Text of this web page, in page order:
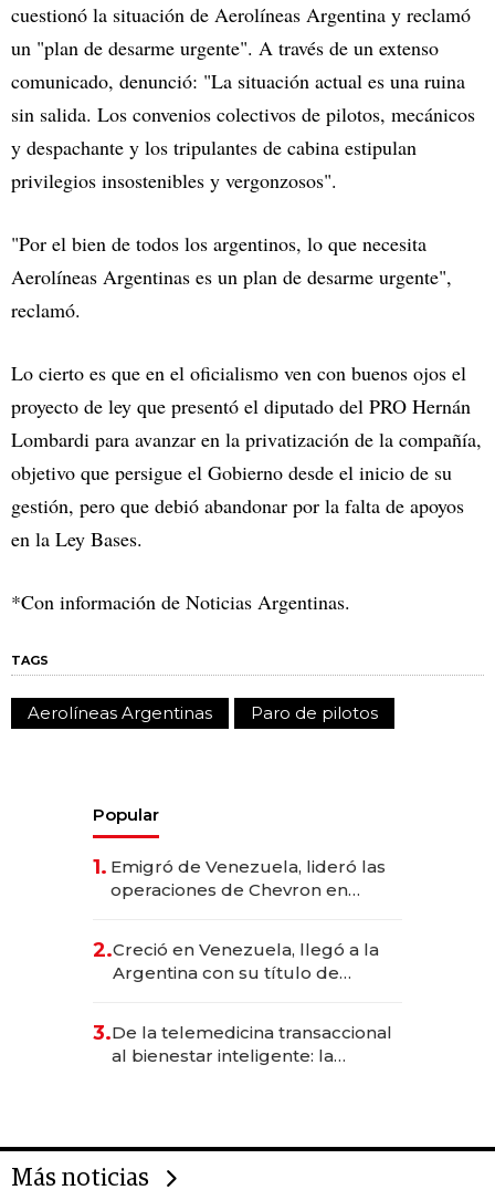
cuestionó la situación de Aerolíneas Argentina y reclamó
un "plan de desarme urgente". A través de un extenso
comunicado, denunció: "La situación actual es una ruina
sin salida. Los convenios colectivos de pilotos, mecánicos
y despachante y los tripulantes de cabina estipulan
privilegios insostenibles y vergonzosos".
"Por el bien de todos los argentinos, lo que necesita
Aerolíneas Argentinas es un plan de desarme urgente",
reclamó.
Lo cierto es que en el oficialismo ven con buenos ojos el
proyecto de ley que presentó el diputado del PRO Hernán
Lombardi para avanzar en la privatización de la compañía,
objetivo que persigue el Gobierno desde el inicio de su
gestión, pero que debió abandonar por la falta de apoyos
en la Ley Bases.
*Con información de Noticias Argentinas.
TAGS
Aerolíneas Argentinas Paro de pilotos
Popular
1. Emigró de Venezuela, lideró las
operaciones de Chevron en
2.Creció en Venezuela, llegó a la
Argentina con su título de
las marcas "fast premium"
3.De la telemedicina transaccional
al bienestar inteligente: la
Más noticias